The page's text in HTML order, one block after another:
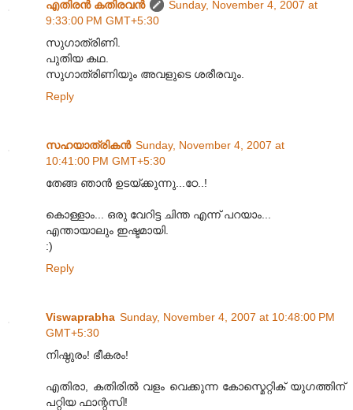
എതിരന്‍ കതിരവന്‍
Sunday, November 4, 2007 at
9:33:00 PM GMT+5:30
സുഗാത്രിണി.
പുതിയ കഥ.
സുഗാത്രിണിയും അവളുടെ ശരീരവും.
Reply
സഹയാത്രികന്‍ Sunday, November 4, 2007 at
10:41:00 PM GMT+5:30
തേങ്ങ ഞാന്‍ ഉടയ്ക്കുന്നു...ഠേ..!
കൊള്ളാം... ഒരു വേറിട്ട ചിന്ത എന്ന് പറയാം...
എന്തായാലും ഇഷ്ടമായി.
:)
Reply
Viswaprabha Sunday, November 4, 2007 at 10:48:00 PM
GMT+5:30
നിഷ്ഠുരം! ഭീകരം!
എതിരാ, കതിരില്‍ വളം വെക്കുന്ന കോസ്മെറ്റിക് യുഗത്തിന്
പറ്റിയ ഫാന്റസി!